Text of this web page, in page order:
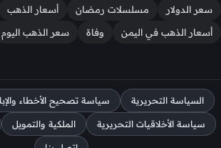
سعر الدولار
مسلسلات رمضان
أسعار الذهب
أسعار الذهب في اليمن
وفاة سعر الذهب اليوم
السياسة التحريرية سياسة تصحيح الأخطاء
سياسة الأخلاقيات التحريرية الملكية والتمويل